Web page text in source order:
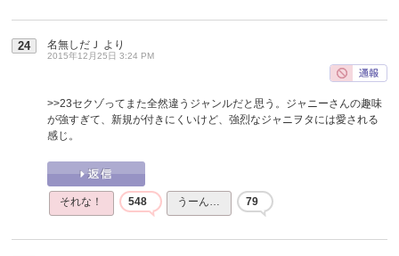
24 名無しだＪ より
2015年12月25日 3:24 PM
>>23セクゾってまた全然違うジャンルだと思う。ジャニーさんの趣味
が強すぎて、新規が付きにくいけど、強烈なジャニヲタには愛される
感じ。
それな！ 548 うーん… 79